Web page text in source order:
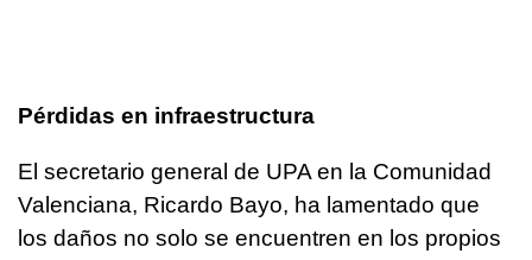
Pérdidas en infraestructura
El secretario general de UPA en la Comunidad
Valenciana, Ricardo Bayo, ha lamentado que
los daños no solo se encuentren en los propios